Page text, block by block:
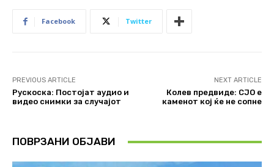
Facebook Twitter
PREVIOUS ARTICLE
Рускоска: Постојат аудио и
видео снимки за случајот
NEXT ARTICLE
Колев предвиде: СЈО е
каменот кој ќе не сопне
ПОВРЗАНИ ОБЈАВИ